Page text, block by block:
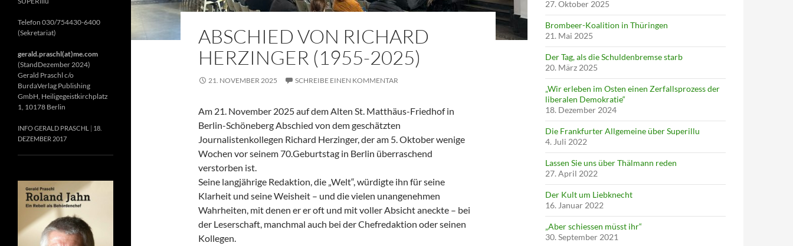
ABSCHIED VON RICHARD
HERZINGER (1955-2025)
21. NOVEMBER 2025 SCHREIBE EINEN KOMMENTAR
Am 21. November 2025 auf dem Alten St. Matthäus-Friedhof in
Berlin-Schöneberg Abschied von dem geschätzten
Journalistenkollegen Richard Herzinger, der am 5. Oktober wenige
Wochen vor seinem 70.Geburtstag in Berlin überraschend
verstorben ist.
Seine langjährige Redaktion, die „Welt“, würdigte ihn für seine
Klarheit und seine Weisheit – und die vielen unangenehmen
Wahrheiten, mit denen er er oft und mit voller Absicht aneckte – bei
der Leserschaft, manchmal auch bei der Chefredaktion oder seinen
Kollegen.
27. Oktober 2025
Brombeer-Koalition in Thüringen
21. Mai 2025
Der Tag, als die Schuldenbremse starb
20. März 2025
„Wir erleben im Osten einen Zerfallsprozess der
liberalen Demokratie“
18. Dezember 2024
Die Frankfurter Allgemeine über Superillu
4. Juli 2022
Lassen Sie uns über Thälmann reden
27. April 2022
Der Kult um Liebknecht
16. Januar 2022
„Aber schiessen müsst ihr“
30. September 2021
Telefon 030/754430-6400
(Sekretariat)
gerald.praschl(at)me.com
(StandDezember 2024)
Gerald Praschl c/o
BurdaVerlag Publishing
GmbH, Heiligegeistkirchplatz
1, 10178 Berlin
INFO GERALD PRASCHL
18.
DEZEMBER 2017